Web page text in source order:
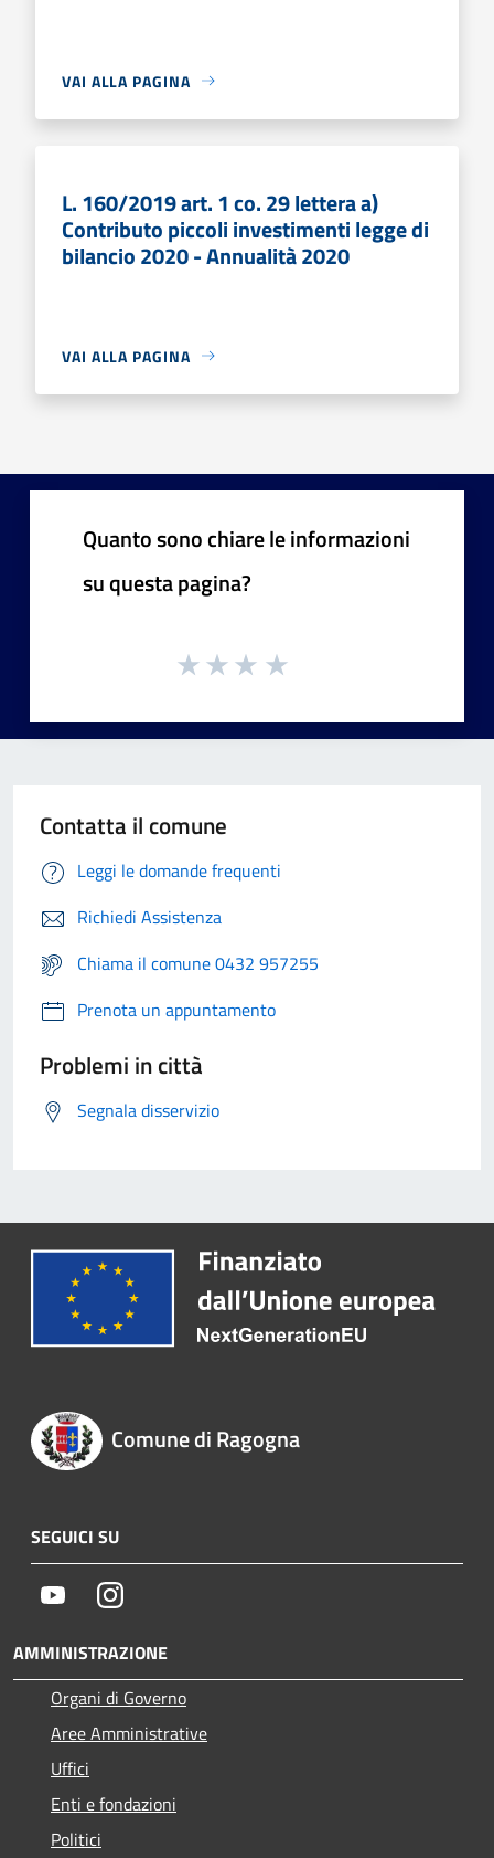
VAI ALLA PAGINA
L. 160/2019 art. 1 co. 29 lettera a)
Contributo piccoli investimenti legge di
bilancio 2020 - Annualità 2020
VAI ALLA PAGINA
Quanto sono chiare le informazioni
su questa pagina?
Contatta il comune
Leggi le domande frequenti
Richiedi Assistenza
Chiama il comune 0432 957255
Prenota un appuntamento
Problemi in città
Segnala disservizio
Comune di Ragogna
SEGUICI SU
YoutubeInstagram
AMMINISTRAZIONE
Organi di Governo
Aree Amministrative
Uffici
Enti e fondazioni
Politici